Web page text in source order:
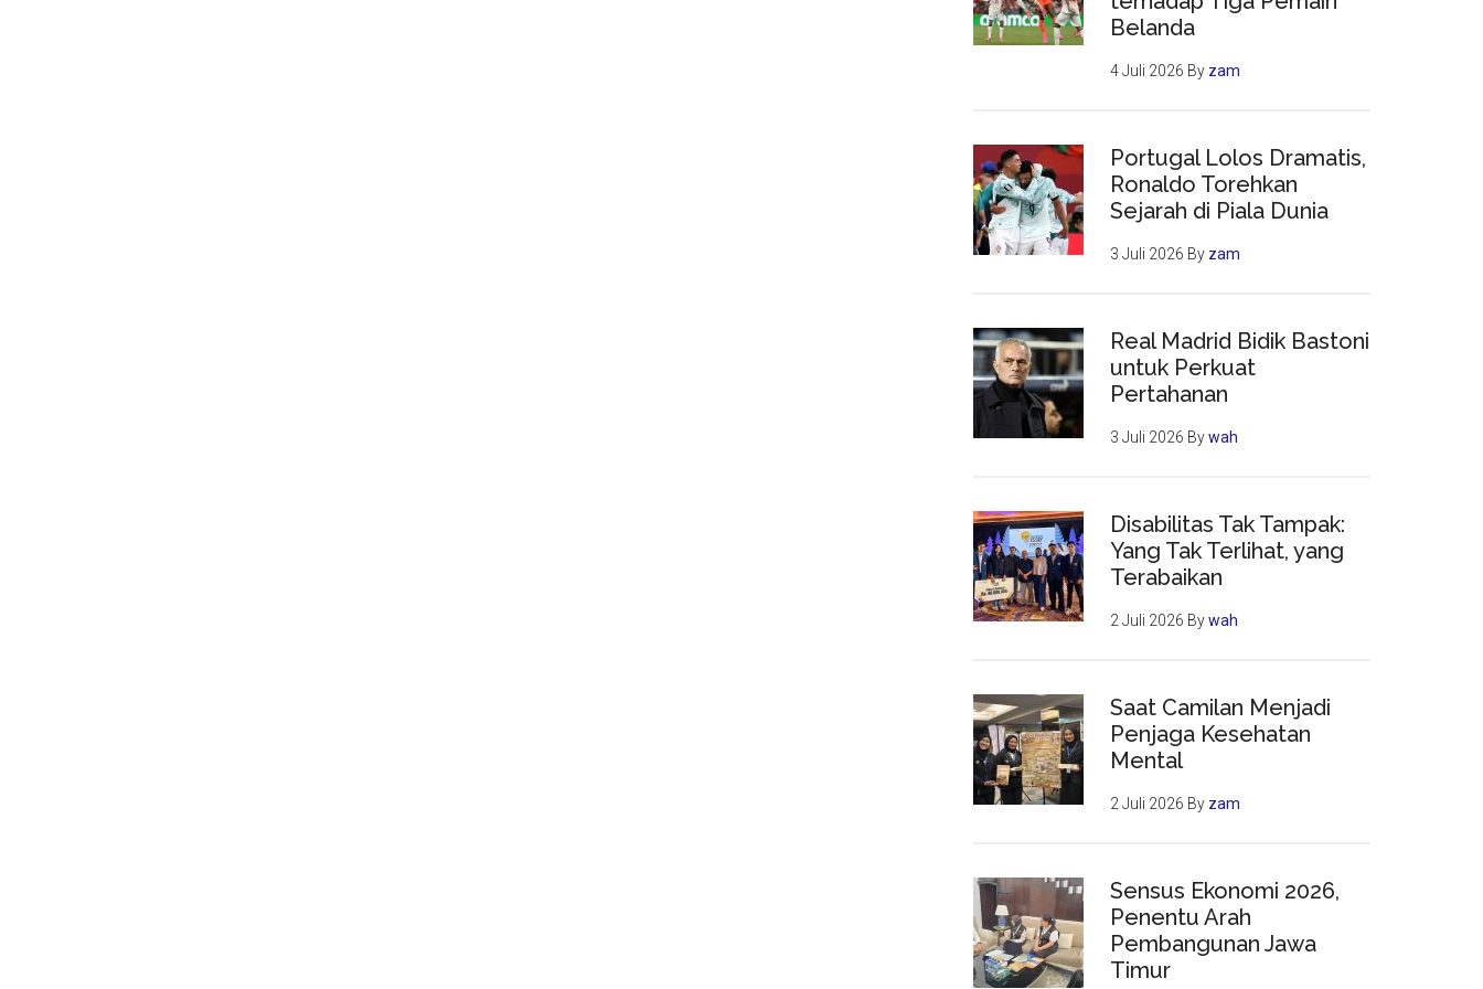
Belanda
4 Juli 2026 By zam
Portugal Lolos Dramatis,
Ronaldo Torehkan
Sejarah di Piala Dunia
3 Juli 2026 By zam
Real Madrid Bidik Bastoni
untuk Perkuat
Pertahanan
3 Juli 2026 Bywah
Disabilitas Tak Tampak:
Yang Tak Terlihat, yang
Terabaikan
2 Juli 2026 Bywah
Saat Camilan Menjadi
Penjaga Kesehatan
Mental
2 Juli 2026 By zam
Sensus Ekonomi 2026,
Penentu Arah
Pembangunan Jawa
Timur